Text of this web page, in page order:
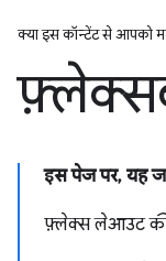
क्या इस कॉन्टेंट से आपको
इस पेज पर, यह
फ़्लेक्स लेआउट की